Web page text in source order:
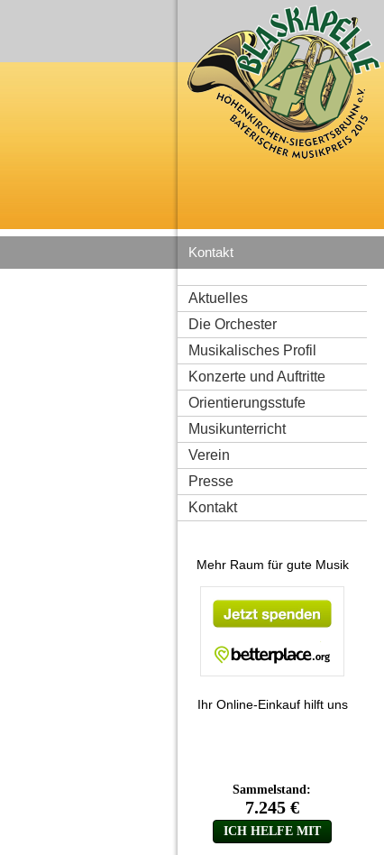
Kontakt
Aktuelles
Die Orchester
Musikalisches Profil
Konzerte und Auftritte
Orientierungsstufe
Musikunterricht
Verein
Presse
Kontakt
Mehr Raum für gute Musik
Ihr Online-Einkauf hilft uns